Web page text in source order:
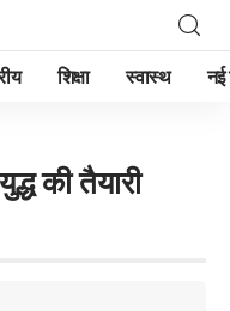
शिक्षा स्वास्थ नई
की तैयारी